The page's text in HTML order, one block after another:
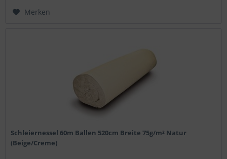
Merken
Schleiernessel 60m Ballen 520cm Breite 75g/m² Natur
(Beige/Creme)